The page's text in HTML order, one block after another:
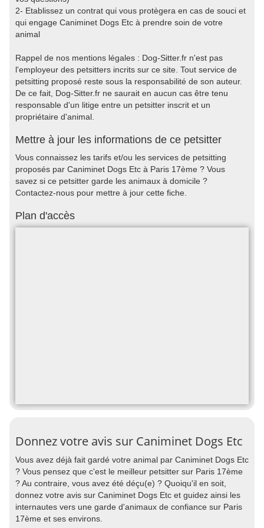
2- Etablissez un contrat qui vous protègera en cas de souci et
qui engage Caniminet Dogs Etc à prendre soin de votre
animal
Rappel de nos mentions légales : Dog-Sitter.fr n'est pas
l'employeur des petsitters incrits sur ce site. Tout service de
petsitting proposé reste sous la responsabilité de son auteur.
De ce fait, Dog-Sitter.fr ne saurait en aucun cas être tenu
responsable d'un litige entre un petsitter inscrit et un
propriétaire d'animal.
Mettre à jour les informations de ce petsitter
Vous connaissez les tarifs et/ou les services de petsitting
proposés par Caniminet Dogs Etc à Paris 17ème ? Vous
savez si ce petsitter garde les animaux à domicile ?
Contactez-nous pour mettre à jour cette fiche.
Plan d'accès
Donnez votre avis sur Caniminet Dogs Etc
Vous avez déjà fait gardé votre animal par Caniminet Dogs Etc
? Vous pensez que c'est le meilleur petsitter sur Paris 17ème
? Au contraire, vous avez été déçu(e) ? Quoiqu'il en soit,
donnez votre avis sur Caniminet Dogs Etc et guidez ainsi les
internautes vers une garde d'animaux de confiance sur Paris
17ème et ses environs.